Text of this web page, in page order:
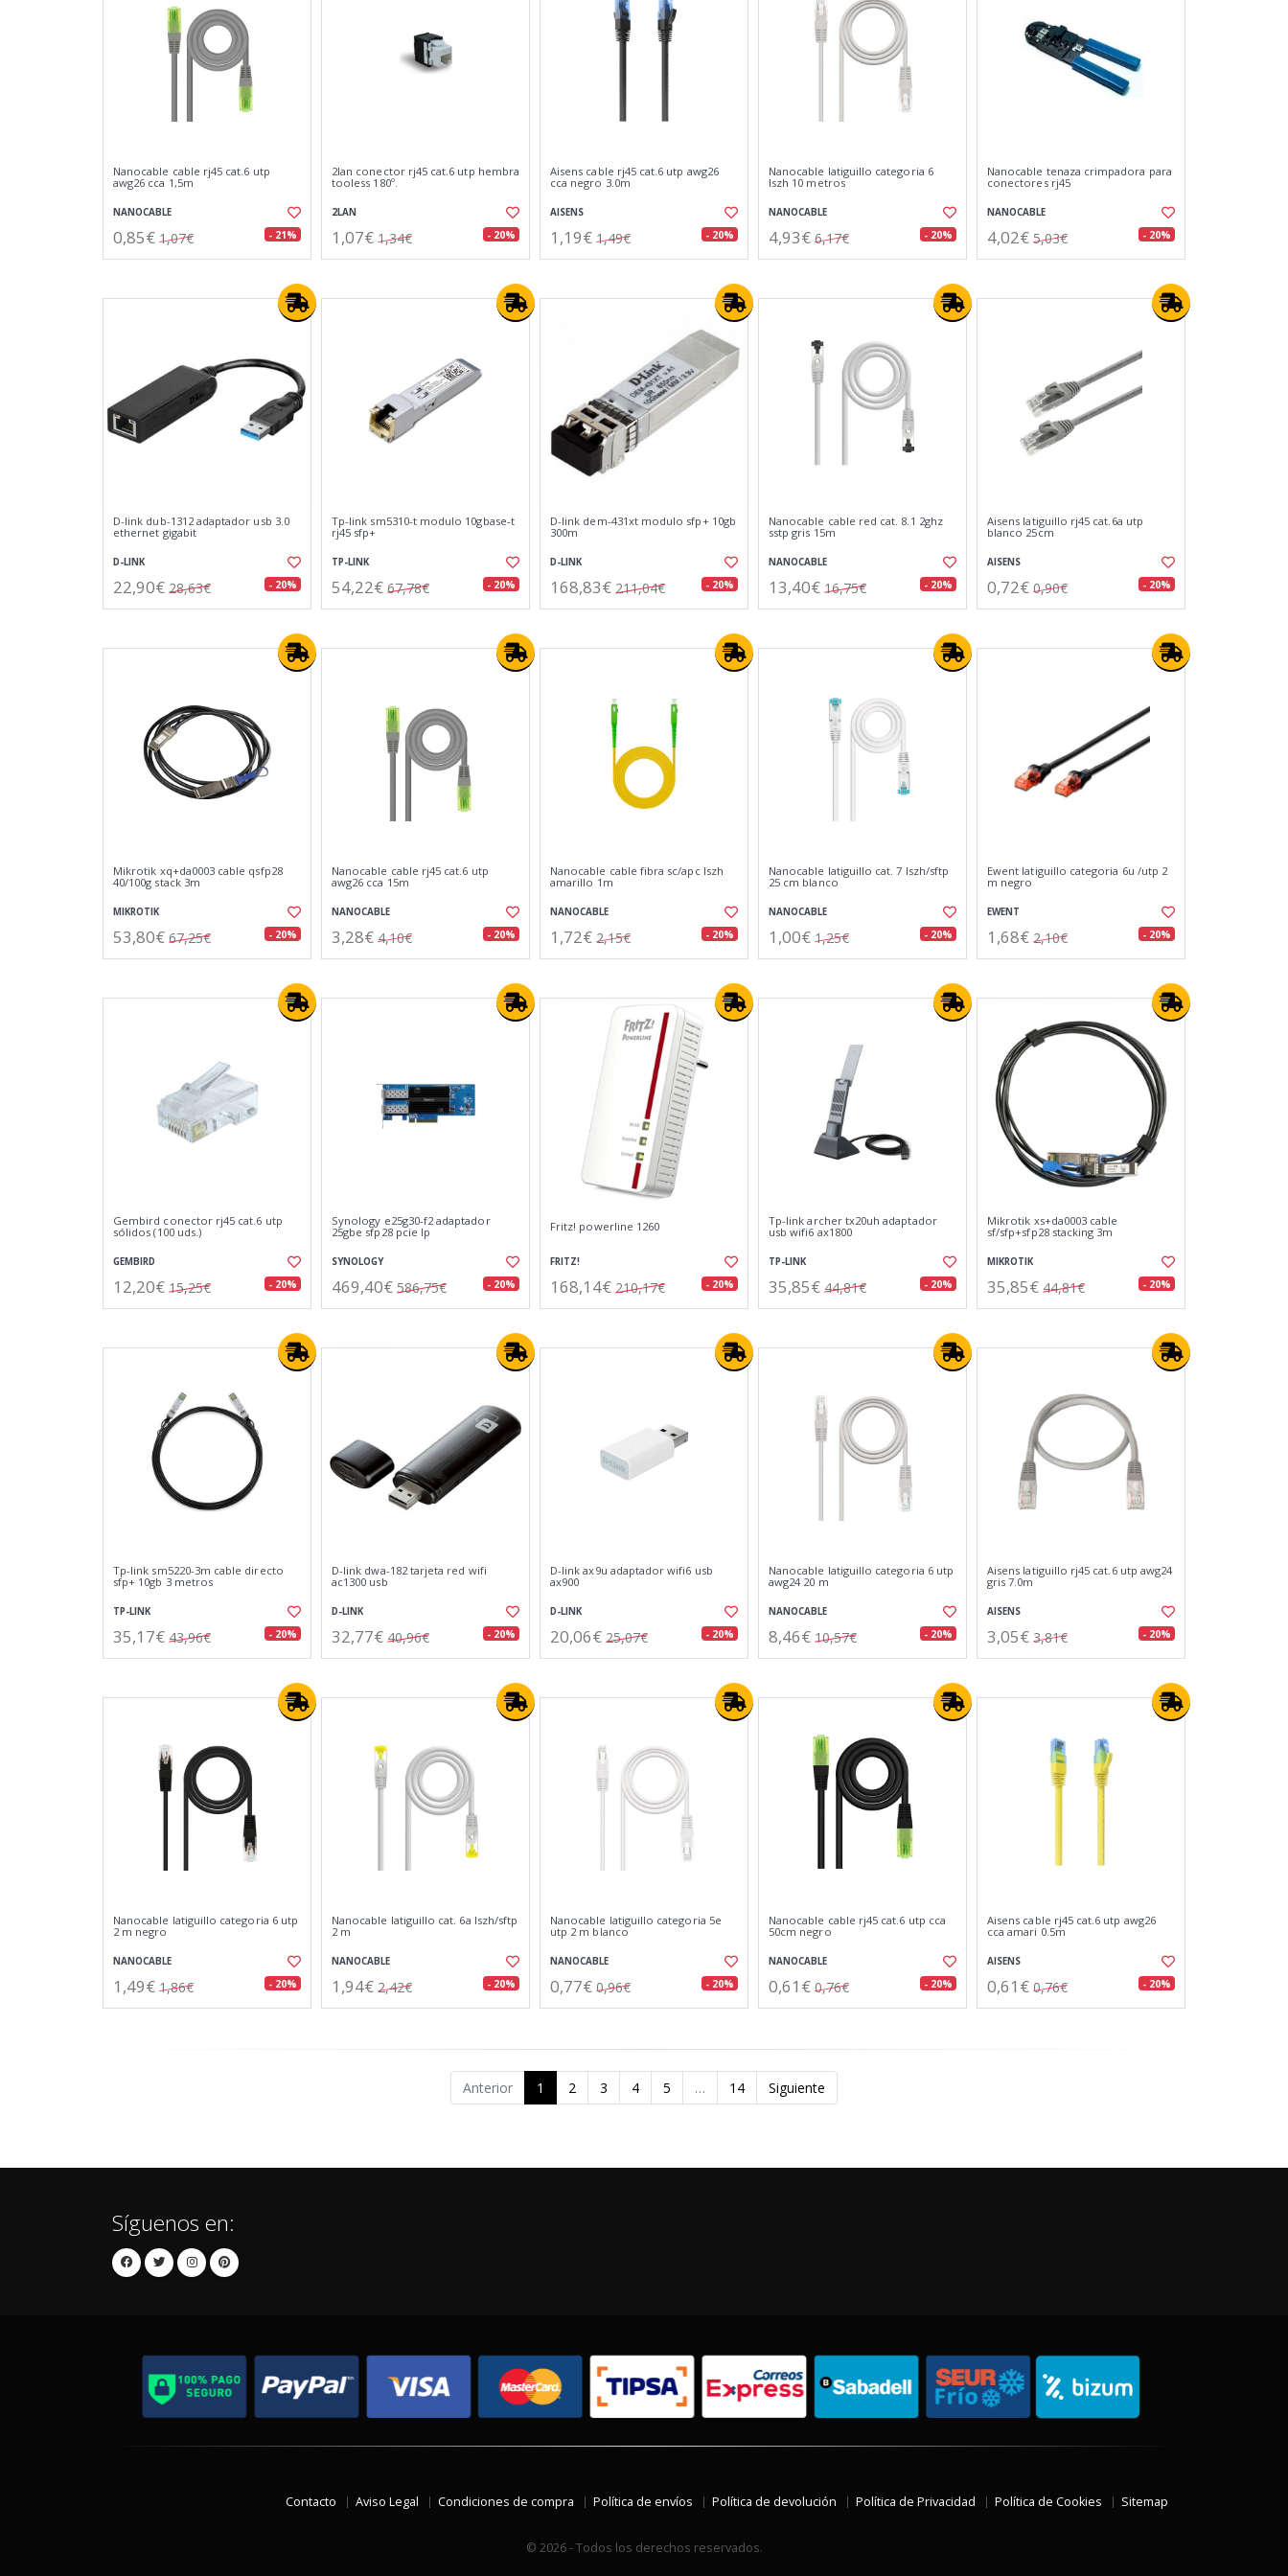
Nanocable cable rj45 cat.6 utp
awg26 cca 1,5m
NANOCABLE
0,85€ 1,07€ - 21%
2lan conector rj45 cat.6 utp hembra
tooless 180º.
2LAN
1,07€ 1,34€ - 20%
Aisens cable rj45 cat.6 utp awg26
cca negro 3.0m
AISENS
1,19€ 1,49€ - 20%
Nanocable latiguillo categoria 6
lszh 10 metros
NANOCABLE
4,93€ 6,17€ - 20%
Nanocable tenaza crimpadora para
conectores rj45
NANOCABLE
4,02€ 5,03€ - 20%
D-link dub-1312 adaptador usb 3.0
ethernet gigabit
D-LINK
22,90€ 28,63€ - 20%
Tp-link sm5310-t modulo 10gbase-t
rj45 sfp+
TP-LINK
54,22€ 67,78€ - 20%
D-link dem-431xt modulo sfp+ 10gb
300m
D-LINK
168,83€ 211,04€ - 20%
Nanocable cable red cat. 8.1 2ghz
sstp gris 15m
NANOCABLE
13,40€ 16,75€ - 20%
Aisens latiguillo rj45 cat.6a utp
blanco 25cm
AISENS
0,72€ 0,90€ - 20%
Mikrotik xq+da0003 cable qsfp28
40/100g stack 3m
MIKROTIK
53,80€ 67,25€ - 20%
Nanocable cable rj45 cat.6 utp
awg26 cca 15m
NANOCABLE
3,28€ 4,10€ - 20%
Nanocable cable fibra sc/apc lszh
amarillo 1m
NANOCABLE
1,72€ 2,15€ - 20%
Nanocable latiguillo cat. 7 lszh/sftp
25 cm blanco
NANOCABLE
1,00€ 1,25€ - 20%
Ewent latiguillo categoria 6u /utp 2
m negro
EWENT
1,68€ 2,10€ - 20%
Gembird conector rj45 cat.6 utp
sólidos (100 uds.)
GEMBIRD
12,20€ 15,25€ - 20%
Synology e25g30-f2 adaptador
25gbe sfp28 pcie lp
SYNOLOGY
469,40€ 586,75€ - 20%
Fritz! powerline 1260
FRITZ!
168,14€ 210,17€ - 20%
Tp-link archer tx20uh adaptador
usb wifi6 ax1800
TP-LINK
35,85€ 44,81€ - 20%
Mikrotik xs+da0003 cable
sf/sfp+sfp28 stacking 3m
MIKROTIK
35,85€ 44,81€ - 20%
Tp-link sm5220-3m cable directo
sfp+ 10gb 3 metros
TP-LINK
35,17€ 43,96€ - 20%
D-link dwa-182 tarjeta red wifi
ac1300 usb
D-LINK
32,77€ 40,96€ - 20%
D-link ax9u adaptador wifi6 usb
ax900
D-LINK
20,06€ 25,07€ - 20%
Nanocable latiguillo categoria 6 utp
awg24 20 m
NANOCABLE
8,46€ 10,57€ - 20%
Aisens latiguillo rj45 cat.6 utp awg24
gris 7.0m
AISENS
3,05€ 3,81€ - 20%
Nanocable latiguillo categoria 6 utp
2 m negro
NANOCABLE
1,49€ 1,86€ - 20%
Nanocable latiguillo cat. 6a lszh/sftp
2 m
NANOCABLE
1,94€ 2,42€ - 20%
Nanocable latiguillo categoria 5e
utp 2 m blanco
NANOCABLE
0,77€ 0,96€ - 20%
Nanocable cable rj45 cat.6 utp cca
50cm negro
NANOCABLE
0,61€ 0,76€ - 20%
Aisens cable rj45 cat.6 utp awg26
cca amari 0.5m
AISENS
0,61€ 0,76€ - 20%
Anterior 1 2 3 4 5 … 14 Siguiente
Síguenos en:
Contacto Aviso Legal Condiciones de compra Política de envíos Política de devolución Política de Privacidad Política de Cookies Sitemap
© 2026 - Todos los derechos reservados.